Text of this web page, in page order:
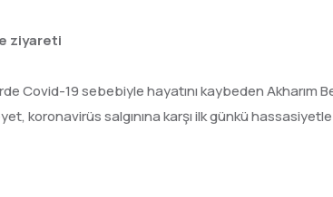
ziyareti
Covid-19 sebebiyle hayatını kaybeden Akharım
koronavirüs salgınına karşı ilk günkü